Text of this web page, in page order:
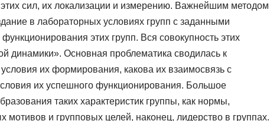
этих сил, их локализации и измерению. Важнейшим методом
в лабораторных условиях групп с заданными
этих групп. Вся совокупность этих
динамики». Основная проблематика сводилась к
их формирования, какова их взаимосвязь с
их успешного функционирования. Большое
таких характеристик группы, как нормы,
и групповых целей, наконец, лидерство в группах.